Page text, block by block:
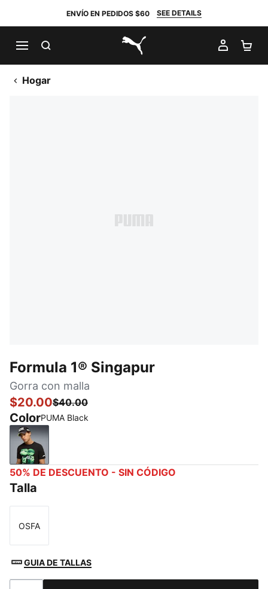
ENVÍO EN PEDIDOS $60 SEE DETAILS
PUMA.com
MI
Hogar
Formula 1® Singapur
Gorra con malla
$20.00$40.00
ColorPUMA Black
PUMA Black
50% DE DESCUENTO - SIN CÓDIGO
Talla
Talla
OSFA
GUIA DE TALLAS